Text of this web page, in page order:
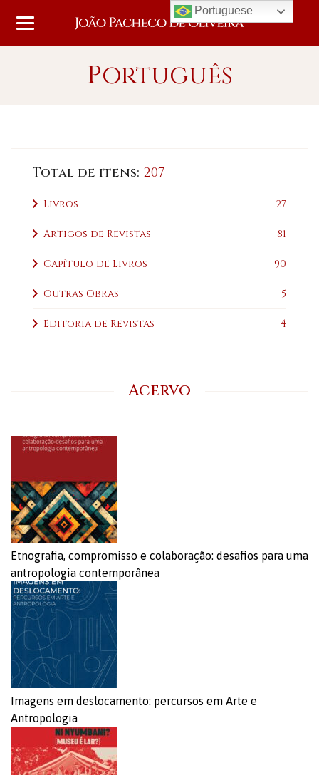
Português
Total de itens: 207
Livros 27
Artigos de Revistas 81
Capítulo de Livros 90
Outras Obras 5
Editoria de Revistas 4
Acervo
Etnografia, compromisso e colaboração: desafios para uma
antropologia contemporânea
Imagens em deslocamento: percursos em Arte e
Antropologia
Portuguese